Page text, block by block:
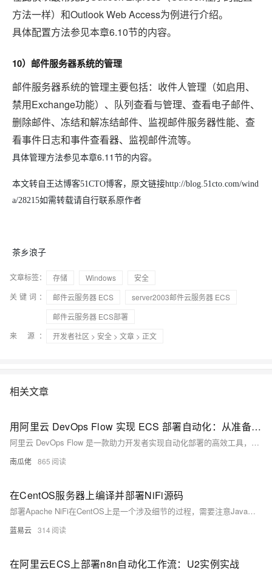
方法一样）和Outlook Web Access为例进行介绍。
具体配置方法参见本章6.10节的内容。
10）邮件服务器系统的管理
邮件服务器系统的管理主要包括：收件人管理（如启用、
禁用 Exchange功能）、队列查看与管理、查看电子邮件、
删除邮件、冻结和解冻结邮件、监视邮件服务器性能、查
看事件日志和事件查看器、监视邮件流等。
具体管理方法参见本章6.11 节的内容。
本文转自王达博客51CTO博客，原文链接http://blog.51cto.com/wind
a/28215如需转载请自行联系原作者
茶乡浪子
文章标签： 存储 Windows
安全
关键词：
邮件云服务器 ECS
server2003邮件云服务器 ECS
邮件云服务器 ECS部署
来 源：
开发者社区 > 安全 > 文章 > 正文
相关文章
用阿里云 DevOps Flow 实现 ECS 部署自动化：从准备到落地的完整指南
阿里云 DevOps Flow 是一款助力开发者实现自动化部署的高效工具，支持代码流水线构建、测试与部署至ECS实例，显著提升交付效率与稳定性。本文详解如何通过 Flow 自动部署 Bash 脚本至 ECS，涵盖环境准备、流水线搭建、源码接入、部署流程设计及结果验证，助你快速上手云上自动化运维。
南瓜佬 865
在CentOS服务器上编译并部署NiFi源码
部署Apache NiFi在CentOS上是一个涉及细节的过程，需要注意Java环境、源码编译、配置调整等多个方面。遵循上述步骤，可以在CentOS服务器上成功部署和配置Apache NiFi，从而高效地处理和分发数据。
蓝易云 314
在阿里云ECS上部署n8n自动化工作流：U2实例实战